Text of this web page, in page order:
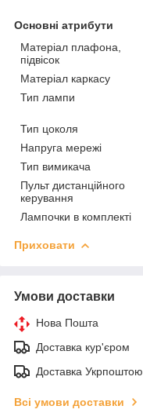
Основні атрибути
Матеріал плафона,
підвісок
Матеріал каркасу
Тип лампи
Тип цоколя
Напруга мережі
Тип вимикача
Пульт дистанційного
керування
Лампочки в комплекті
Приховати
Умови доставки
Нова Пошта
Доставка кур'єром
Доставка Укрпоштою
Всі умови доставки